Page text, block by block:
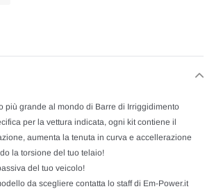
più grande al mondo di Barre di Irriggidimento
per la vettura indicata, ogni kit contiene il
aumenta la tenuta in curva e accellerazione
la torsione del tuo telaio!
del tuo veicolo!
da scegliere contatta lo staff di Em-Power.it